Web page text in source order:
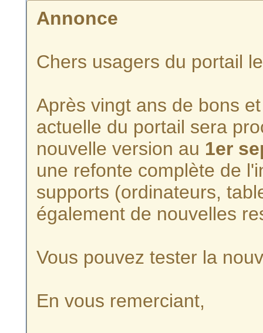
Annonce
Chers usagers du portail
Après vingt ans de bons
actuelle du portail sera
nouvelle version au 1er
une refonte complète de
supports (ordinateurs,
également de nouvelles
Vous pouvez tester la
En vous remerciant,